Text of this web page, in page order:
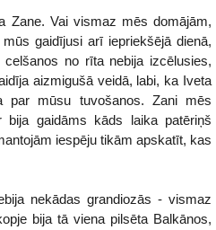
Zane. Vai vismaz mēs domājām,
gaidījusi arī iepriekšējā dienā,
no rīta nebija izcēlusies,
aizmigušā veidā, labi, ka Iveta
par mūsu tuvošanos. Zani mēs
gaidāms kāds laika patēriņš
iespēju tikām apskatīt, kas
nekādas grandiozās - vismaz
bija tā viena pilsēta Balkānos,